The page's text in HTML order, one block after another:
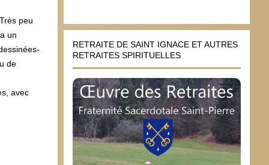
peu
un
de
avec
RETRAITE DE SAINT IGNACE ET AUTRES
RETRAITES SPIRITUELLES